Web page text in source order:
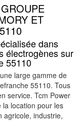
ET
dans
électrogènes sur
55110
large gamme de
55110. Tous
service. Tcm Power
location pour les
agricole, industrie,